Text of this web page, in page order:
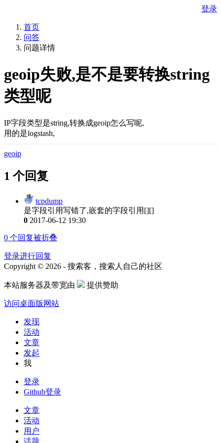
登录
首页
问答
问题详情
geoip失败,是不是要转换string
类型呢
IP字段类型是string,转换成geoip怎么写呢,
用的是logstash,
geoip
1 个回复
tcpdump
是字段引用写错了,嵌套的字段引用[][]
0 2017-06-12 19:30
0 个回复被折叠
登录进行回复
Copyright © 2026 - 搜索客，搜索人自己的社区
本站服务器及带宽由 提供赞助
访问桌面版网站
发现
活动
文章
发起
我
登录
Github登录
文章
活动
用户
话题